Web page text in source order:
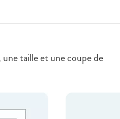
taille et une coupe de